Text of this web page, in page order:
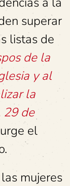
superar
listas de
de la
y al
la
29 de
el
mujeres